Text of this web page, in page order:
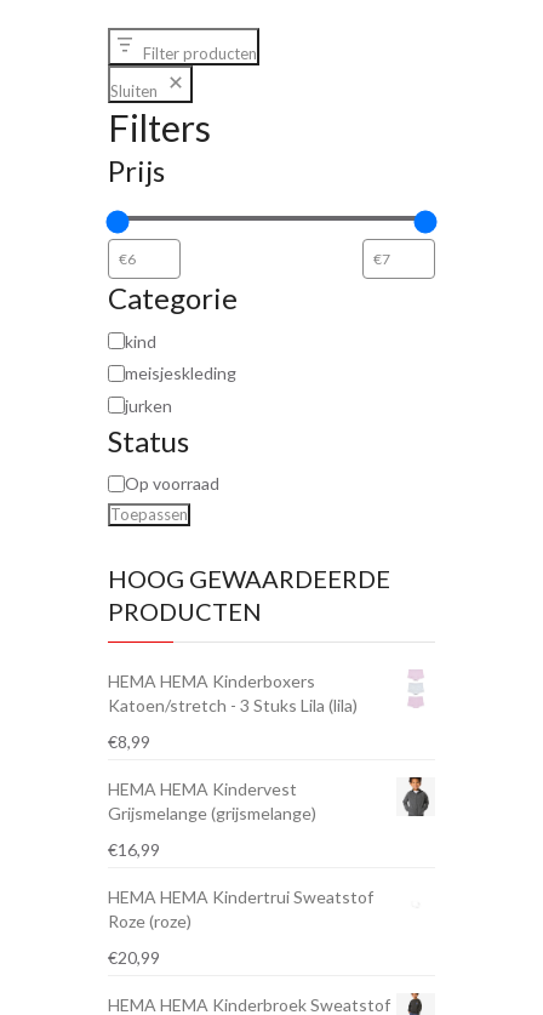
Filter producten
Sluiten
Filters
Prijs
Categorie
kind
meisjeskleding
jurken
Status
Op voorraad
Toepassen
HOOG GEWAARDEERDE
PRODUCTEN
HEMA HEMA Kinderboxers
Katoen/stretch - 3 Stuks Lila (lila)
€8,99
HEMA HEMA Kindervest
Grijsmelange (grijsmelange)
€16,99
HEMA HEMA Kindertrui Sweatstof
Roze (roze)
€20,99
HEMA HEMA Kinderbroek Sweatstof